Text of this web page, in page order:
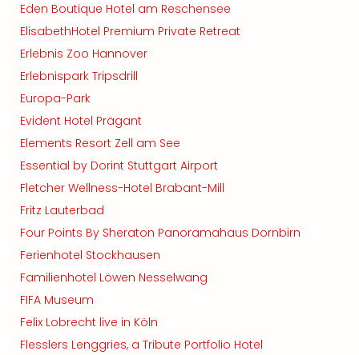
Eden Boutique Hotel am Reschensee
ElisabethHotel Premium Private Retreat
Erlebnis Zoo Hannover
Erlebnispark Tripsdrill
Europa-Park
Evident Hotel Prägant
Elements Resort Zell am See
Essential by Dorint Stuttgart Airport
Fletcher Wellness-Hotel Brabant-Mill
Fritz Lauterbad
Four Points By Sheraton Panoramahaus Dornbirn
Ferienhotel Stockhausen
Familienhotel Löwen Nesselwang
FIFA Museum
Felix Lobrecht live in Köln
Flesslers Lenggries, a Tribute Portfolio Hotel